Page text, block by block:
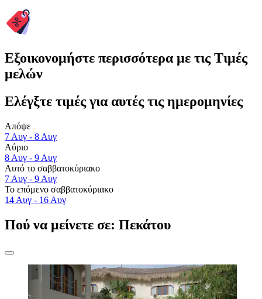
Εξοικονομήστε περισσότερα με τις Τιμές
μελών
Ελέγξτε τιμές για αυτές τις ημερομηνίες
Απόψε
7 Αυγ - 8 Αυγ
Αύριο
8 Αυγ - 9 Αυγ
Αυτό το σαββατοκύριακο
7 Αυγ - 9 Αυγ
Το επόμενο σαββατοκύριακο
14 Αυγ - 16 Αυγ
Πού να μείνετε σε: Πεκάτου